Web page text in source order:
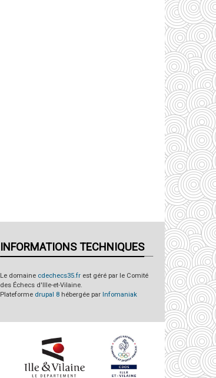
INFORMATIONS TECHNIQUES
Le domaine cdechecs35.fr est géré par le Comité
des Échecs d'Ille-et-Vilaine.
Plateforme drupal 8 hébergée par Infomaniak